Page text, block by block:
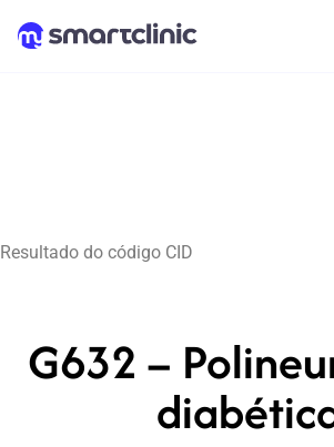
Resultado do código CID
G632 –